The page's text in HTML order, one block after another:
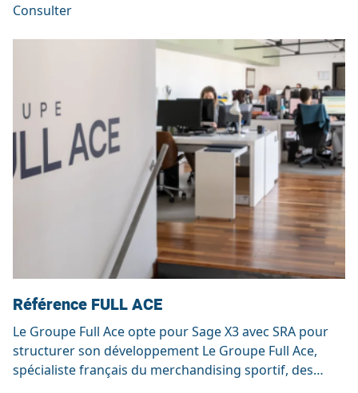
ses activités au sein de l’entité de gestion ADIS
Aujourd’hui, le groupe franchit une […]
Consulter
Référence FULL ACE
Le Groupe Full Ace opte pour Sage X3 avec SRA pour
structurer son développement Le Groupe Full Ace,
spécialiste français du merchandising sportif, des